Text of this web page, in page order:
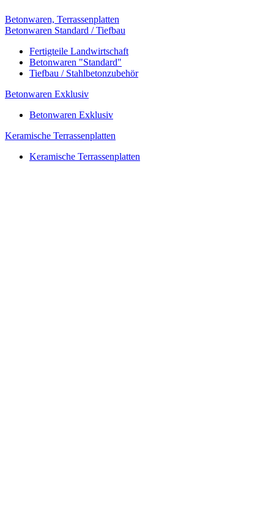
Betonwaren, Terrassenplatten
Betonwaren Standard / Tiefbau
Fertigteile Landwirtschaft
Betonwaren "Standard"
Tiefbau / Stahlbetonzubehör
Betonwaren Exklusiv
Betonwaren Exklusiv
Keramische Terrassenplatten
Keramische Terrassenplatten